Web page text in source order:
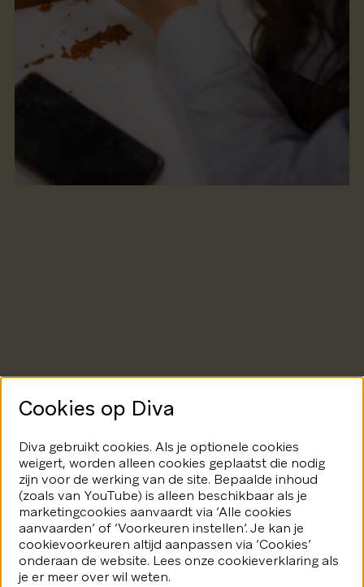
Cookies op Diva
Diva gebruikt cookies. Als je optionele cookies
weigert, worden alleen cookies geplaatst die nodig
zijn voor de werking van de site. Bepaalde inhoud
(zoals van YouTube) is alleen beschikbaar als je
marketingcookies aanvaardt via ‘Alle cookies
aanvaarden’ of ‘Voorkeuren instellen’. Je kan je
cookievoorkeuren altijd aanpassen via ‘Cookies’
onderaan de website. Lees onze cookieverklaring als
je er meer over wil weten.